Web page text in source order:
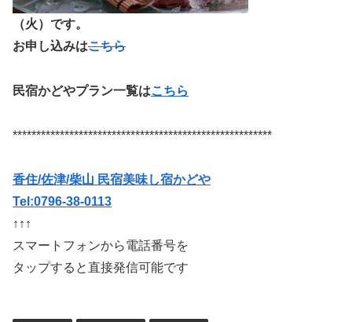
（火）です。
お申し込みはこちら
民宿かどやプラン一覧はこちら
*******************************************************
香住/佐津/柴山 民宿美味し宿かどや
Tel:0796-38-0113
↑↑↑
スマートフォンから電話番号を
タップすると直接発信可能です